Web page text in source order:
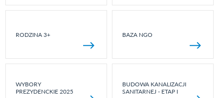
RODZINA 3+ BAZA NGO
WYBORY
PREZYDENCKIE 2025
BUDOWA KANALIZACJI
SANITARNEJ - ETAP I